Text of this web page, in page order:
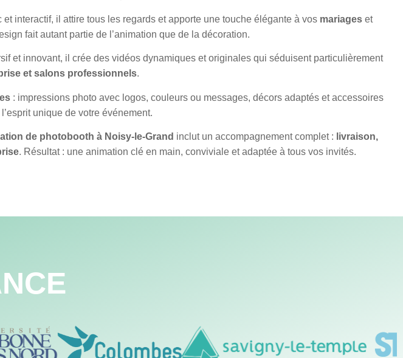
et interactif, il attire tous les regards et apporte une touche élégante à vos mariages et
fait autant partie de l’animation que de la décoration.
et innovant, il crée des vidéos dynamiques et originales qui séduisent particulièrement
et salons professionnels.
: impressions photo avec logos, couleurs ou messages, décors adaptés et accessoires
unique de votre événement.
de photobooth à Noisy-le-Grand inclut un accompagnement complet : livraison,
. Résultat : une animation clé en main, conviviale et adaptée à tous vos invités.